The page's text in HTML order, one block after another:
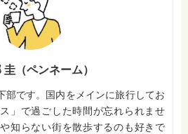
圭（ペンネーム）
部です。国内をメインに旅行してお
」で過ごした時間が忘れられませ
知らない街を散歩するのも好きで